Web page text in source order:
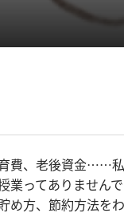
費、老後資金……
業ってありません
方、節約方法を